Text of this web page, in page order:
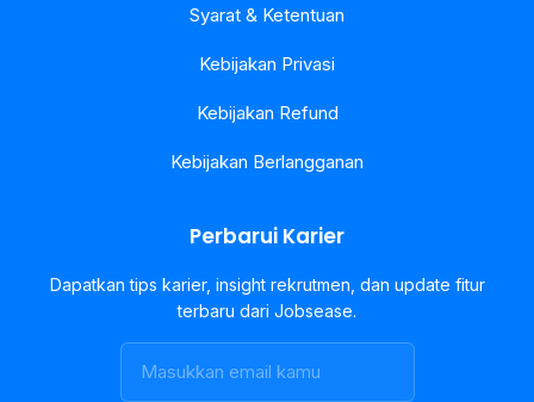
Syarat & Ketentuan
Kebijakan Privasi
Kebijakan Refund
Kebijakan Berlangganan
Perbarui Karier
Dapatkan tips karier, insight rekrutmen, dan update fitur
terbaru dari Jobsease.